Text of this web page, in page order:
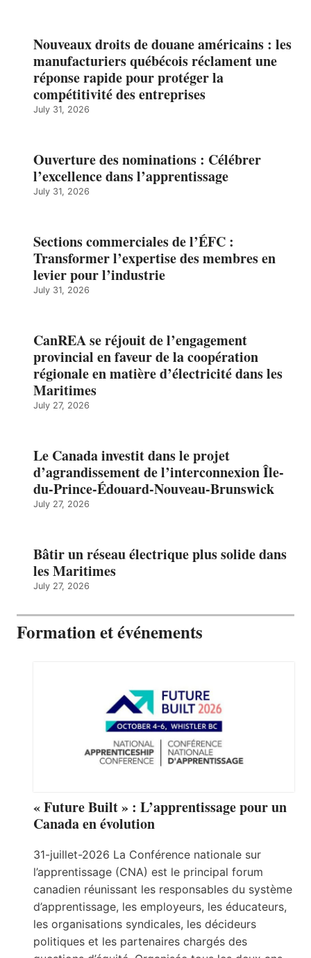
Nouveaux droits de douane américains : les
manufacturiers québécois réclament une
réponse rapide pour protéger la
compétitivité des entreprises
July 31, 2026
Ouverture des nominations : Célébrer
l’excellence dans l’apprentissage
July 31, 2026
Sections commerciales de l’ÉFC :
Transformer l’expertise des membres en
levier pour l’industrie
July 31, 2026
CanREA se réjouit de l’engagement
provincial en faveur de la coopération
régionale en matière d’électricité dans les
Maritimes
July 27, 2026
Le Canada investit dans le projet
d’agrandissement de l’interconnexion Île-
du-Prince-Édouard-Nouveau-Brunswick
July 27, 2026
Bâtir un réseau électrique plus solide dans
les Maritimes
July 27, 2026
Formation et événements
« Future Built » : L’apprentissage pour un
Canada en évolution
31-juillet-2026 La Conférence nationale sur
l’apprentissage (CNA) est le principal forum
canadien réunissant les responsables du système
d’apprentissage, les employeurs, les éducateurs,
les organisations syndicales, les décideurs
politiques et les partenaires chargés des